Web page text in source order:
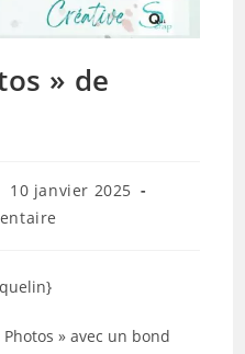
» de
:
10 janvier 2025
» avec un bond